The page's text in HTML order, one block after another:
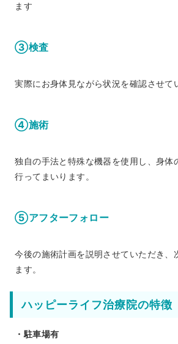
ます
③検査
実際にお身体見ながら状況を確認させて
④施術
独自の手法と特殊な機器を使用し、身体
行ってまいります。
⑤アフターフォロー
今後の施術計画を説明させていただき、
ます。
ハッピーライフ治療院の特徴
・駐車場有